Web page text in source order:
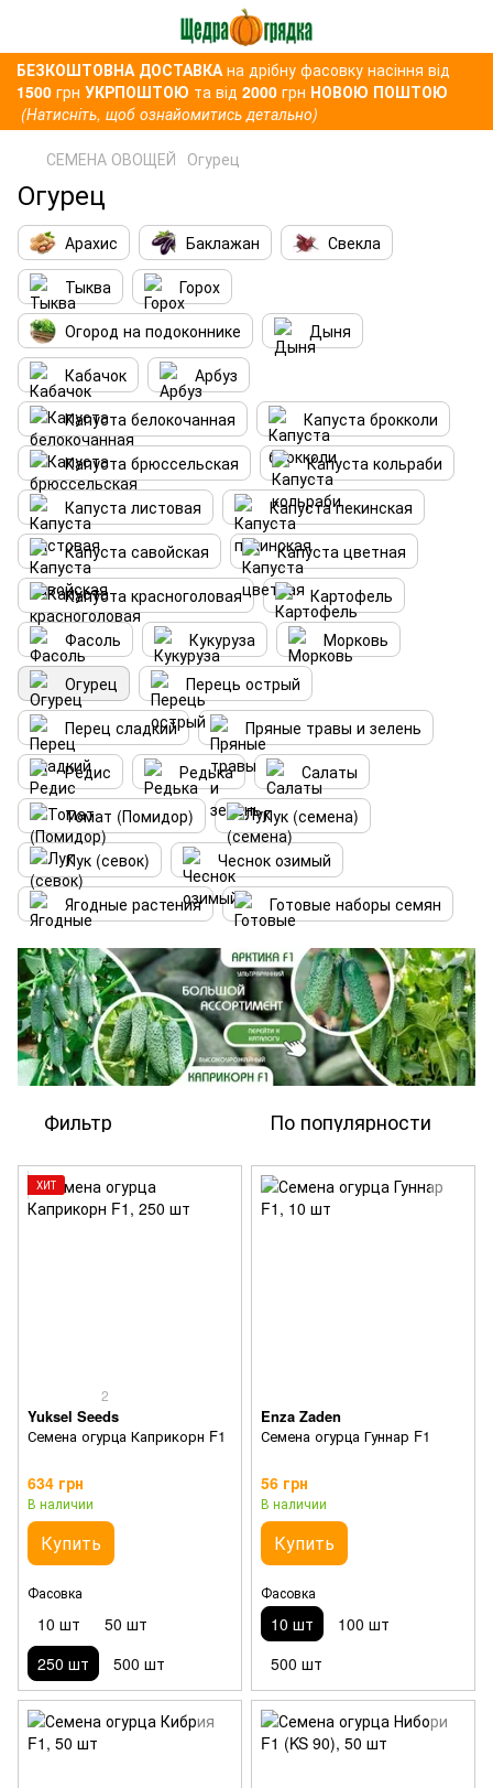
БЕЗКОШТОВНА ДОСТАВКАна дрібну фасовку насіння від
1500 грн УКРПОШТОЮ та від 2000 грн НОВОЮ ПОШТОЮ
(Натисніть, щоб ознайомитись детально)
СЕМЕНА ОВОЩЕЙ Огурец
Огурец
Арахис Баклажан
Свекла
Тыква
Горох
Огород на подоконнике
Дыня
Кабачок
Арбуз
Капуста белокочанная
Капуста брокколи
Капуста брюссельская
Капуста кольраби
Капуста листовая
Капуста пекинская
Капуста савойская
Капуста цветная
Капуста красноголовая
Картофель
Фасоль
Кукуруза
Морковь
Огурец
Перець острый
Перец сладкий
Пряные травы и зелень
Редис
Редька
Салаты
Томат (Помидор)
Лук (семена)
Лук (севок)
Чеснок озимый
Ягодные растения
Готовые наборы семян
Фильтр По популярности
ХИТ
2
Yuksel Seeds
Семена огурца Каприкорн F1
634 грн
В наличии
Купить
Фасовка
10 шт
50 шт
250 шт
500 шт
Enza Zaden
Семена огурца Гуннар F1
56 грн
В наличии
Купить
Фасовка
10 шт
100 шт
500 шт